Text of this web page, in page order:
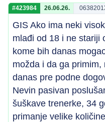
#423984 26.06.26.
GIS Ako ima neki
mlađi od 18 i ne stariji
kome bih danas
možda i da ga
danas pre podne
Nevin pasivan
šuškave trenerke, 34
primanje velike